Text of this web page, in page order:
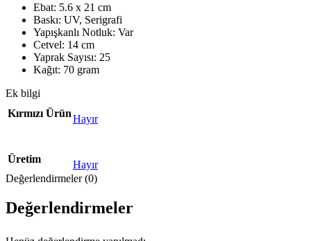
Ebat: 5.6 x 21 cm
Baskı: UV, Serigrafi
Yapışkanlı Notluk: Var
Cetvel: 14 cm
Yaprak Sayısı: 25
Kağıt: 70 gram
Ek bilgi
Kırmızı ÜrünHayır
Üretim
Hayır
Değerlendirmeler (0)
Değerlendirmeler